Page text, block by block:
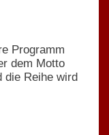
Programm
dem Motto
die Reihe wird